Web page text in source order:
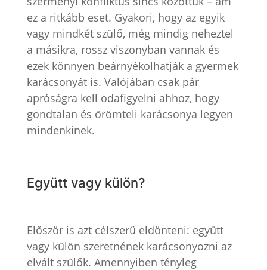
ez a ritkább eset. Gyakori, hogy az egyik
vagy mindkét szülő, még mindig neheztel
a másikra, rossz viszonyban vannak és
ezek könnyen beárnyékolhatják a gyermek
karácsonyát is. Valójában csak pár
apróságra kell odafigyelni ahhoz, hogy
gondtalan és örömteli karácsonya legyen
mindenkinek.
Együtt vagy külön?
Először is azt célszerű eldönteni: együtt
vagy külön szeretnének karácsonyozni az
elvált szülők. Amennyiben tényleg